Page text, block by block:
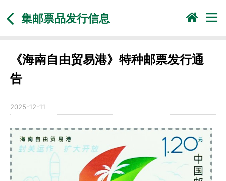
集邮票品发行信息
《海南自由贸易港》特种邮票发行通
告
2025-12-11